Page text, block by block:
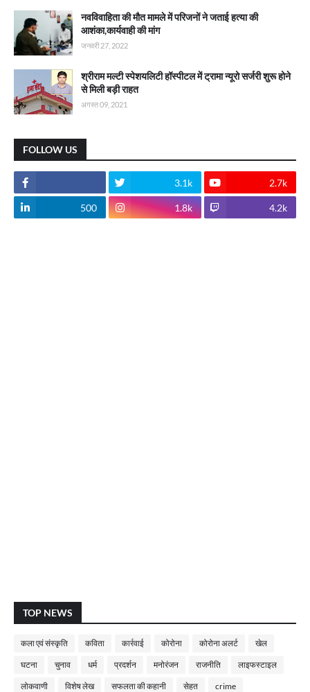
नवविवाहिता की मौत मामले में परिजनों ने जताई हत्या की
आशंका,कार्यवाही की मांग
जनवरी 27, 2022
श्रीराम मल्टी स्पेशयलिटी हॉस्पीटल में ट्रामा न्यूरो सर्जरी शुरू होने
से मिली बड़ी राहत
अगस्त 09, 2021
FOLLOW US
3.1k 2.7k
500 1.8k 4.2k
TOP NEWS
कला एवं संस्कृति कविता कार्रवाई कोरोना कोरोना अलर्ट खेल
घटना चुनाव धर्म प्रदर्शन मनोरंजन राजनीति लाइफस्टाइल
लोकवाणी विशेष लेख सफलता की कहानी सेहत crime